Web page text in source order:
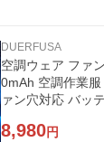
DUERFUSA
空調ウェア ファ
0mAh 空調作業
ァン穴対応 バッ
8,980円